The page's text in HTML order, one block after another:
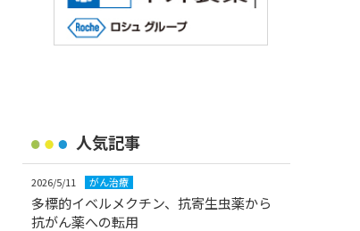
人気記事
2026/5/11 がん治療
多標的イベルメクチン、抗寄生虫薬から
抗がん薬への転用